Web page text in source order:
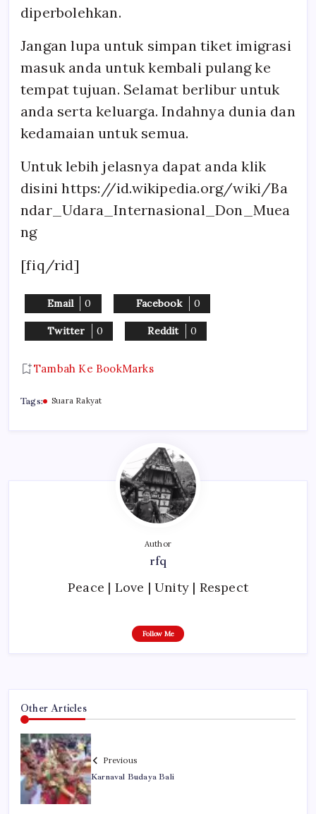
diperbolehkan.
Jangan lupa untuk simpan tiket imigrasi
masuk anda untuk kembali pulang ke
tempat tujuan. Selamat berlibur untuk
anda serta keluarga. Indahnya dunia dan
kedamaian untuk semua.
Untuk lebih jelasnya dapat anda klik
disini https://id.wikipedia.org/wiki/Ba
ndar_Udara_Internasional_Don_Muea
ng
[fiq/rid]
Email 0 Facebook 0
Twitter 0 Reddit 0
Tambah Ke BookMarks
Tags: Suara Rakyat
Author
rfq
Peace | Love | Unity | Respect
Follow Me
Other Articles
Previous
Karnaval Budaya Bali